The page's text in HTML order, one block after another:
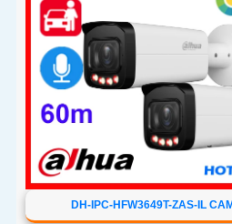
DH-IPC-HFW3649T-ZAS-IL